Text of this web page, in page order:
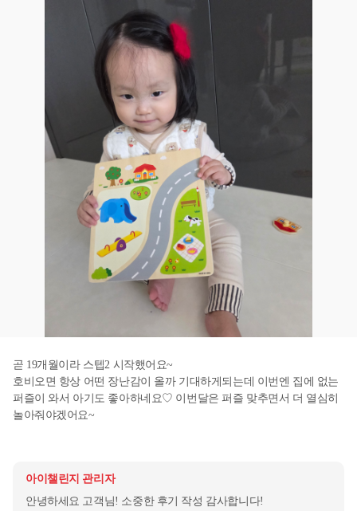
곧 19개월이라 스텝2 시작했어요~
호비오면 항상 어떤 장난감이 올까 기대하게되는데 이번엔 집에 없는
퍼즐이 와서 아기도 좋아하네요♡ 이번달은 퍼즐 맞추면서 더 열심히
놀아줘야겠어요~
아이챌린지 관리자
안녕하세요 고객님! 소중한 후기 작성 감사합니다!